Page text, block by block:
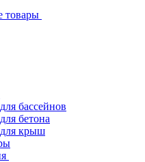
товары
бассейнов
бетона
крыш